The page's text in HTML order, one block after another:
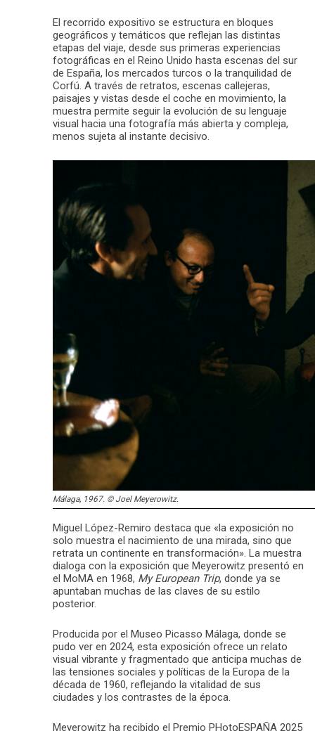
El recorrido expositivo se estructura en bloques
geográficos y temáticos que reflejan las distintas
etapas del viaje, desde sus primeras experiencias
fotográficas en el Reino Unido hasta escenas del sur
de España, los mercados turcos o la tranquilidad de
Corfú. A través de retratos, escenas callejeras,
paisajes y vistas desde el coche en movimiento, la
muestra permite seguir la evolución de su lenguaje
visual hacia una fotografía más abierta y compleja,
menos sujeta al instante decisivo.
Málaga, 1967. © Joel Meyerowitz.
Miguel López-Remiro destaca que «la exposición no
solo muestra el nacimiento de una mirada, sino que
retrata un continente en transformación». La muestra
dialoga con la exposición que Meyerowitz presentó en
el MoMA en 1968, My European Trip, donde ya se
apuntaban muchas de las claves de su estilo
posterior.
Producida por el Museo Picasso Málaga, donde se
pudo ver en 2024, esta exposición ofrece un relato
visual vibrante y fragmentado que anticipa muchas de
las tensiones sociales y políticas de la Europa de la
década de 1960, reflejando la vitalidad de sus
ciudades y los contrastes de la época.
Meyerowitz ha recibido el Premio PHotoESPAÑA 2025